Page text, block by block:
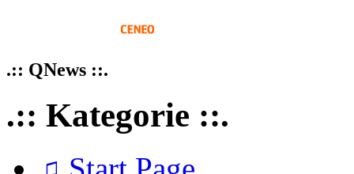
.:: QNews ::.
.:: Kategorie ::.